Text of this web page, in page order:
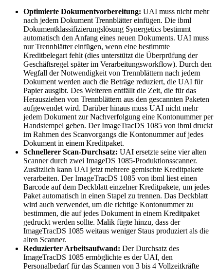
Optimierte Dokumentvorbereitung: UAI muss nicht mehr
nach jedem Dokument Trennblätter einfügen. Die ibml
Dokumentklassifizierungslösung Synergetics bestimmt
automatisch den Anfang eines neuen Dokuments. UAI muss
nur Trennblätter einfügen, wenn eine bestimmte
Kreditbelegart fehlt (dies unterstützt die Überprüfung der
Geschäftsregel später im Verarbeitungsworkflow). Durch den
Wegfall der Notwendigkeit von Trennblättern nach jedem
Dokument werden auch die Beträge reduziert, die UAI für
Papier ausgibt. Des Weiteren entfällt die Zeit, die für das
Herausziehen von Trennblättern aus den gescannten Paketen
aufgewendet wird. Darüber hinaus muss UAI nicht mehr
jedem Dokument zur Nachverfolgung eine Kontonummer per
Handstempel geben. Der ImageTracDS 1085 von ibml druckt
im Rahmen des Scanvorgangs die Kontonummer auf jedes
Dokument in einem Kreditpaket.
Schnellerer Scan-Durchsatz: UAI ersetzte seine vier alten
Scanner durch zwei ImageDS 1085-Produktionsscanner.
Zusätzlich kann UAI jetzt mehrere gemischte Kreditpakete
verarbeiten. Der ImageTracDS 1085 von ibml liest einen
Barcode auf dem Deckblatt einzelner Kreditpakete, um jedes
Paket automatisch in einen Stapel zu trennen. Das Deckblatt
wird auch verwendet, um die richtige Kontonummer zu
bestimmen, die auf jedes Dokument in einem Kreditpaket
gedruckt werden sollte. Malik fügte hinzu, dass der
ImageTracDS 1085 weitaus weniger Staus produziert als die
alten Scanner.
Reduzierter Arbeitsaufwand: Der Durchsatz des
ImageTracDS 1085 ermöglichte es der UAI, den
Personalbedarf für das Scannen von 3 bis 4 Vollzeitkräfte